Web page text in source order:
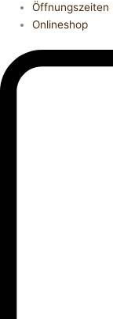
Öffnungszeiten
Onlineshop